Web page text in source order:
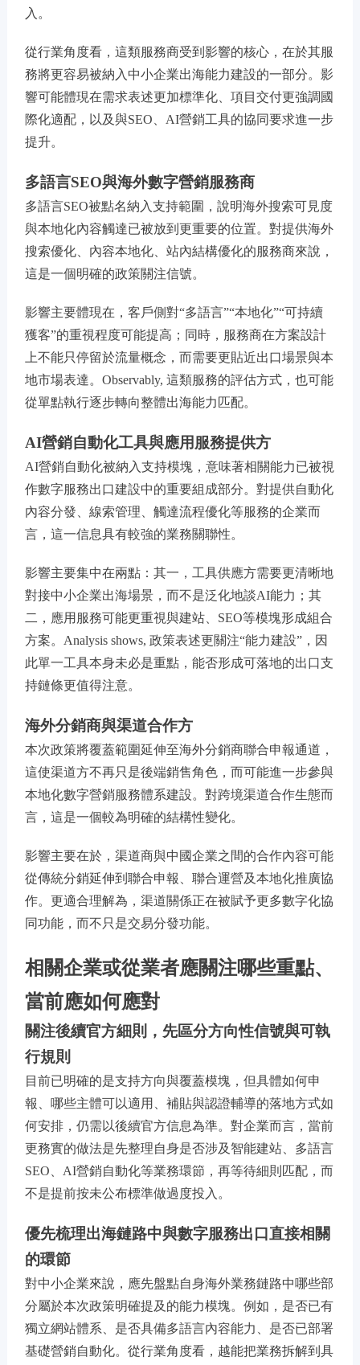
入。
從行業角度看，這類服務商受到影響的核心，在於其服
務將更容易被納入中小企業出海能力建設的一部分。影
響可能體現在需求表述更加標準化、項目交付更強調國
際化適配，以及與SEO、AI營銷工具的協同要求進一步
提升。
多語言SEO與海外數字營銷服務商
多語言SEO被點名納入支持範圍，說明海外搜索可見度
與本地化內容觸達已被放到更重要的位置。對提供海外
搜索優化、內容本地化、站內結構優化的服務商來說，
這是一個明確的政策關注信號。
影響主要體現在，客戶側對“多語言”“本地化”“可持續
獲客”的重視程度可能提高；同時，服務商在方案設計
上不能只停留於流量概念，而需要更貼近出口場景與本
地市場表達。Observably, 這類服務的評估方式，也可能
從單點執行逐步轉向整體出海能力匹配。
AI營銷自動化工具與應用服務提供方
AI營銷自動化被納入支持模塊，意味著相關能力已被視
作數字服務出口建設中的重要組成部分。對提供自動化
內容分發、線索管理、觸達流程優化等服務的企業而
言，這一信息具有較強的業務關聯性。
影響主要集中在兩點：其一，工具供應方需要更清晰地
對接中小企業出海場景，而不是泛化地談AI能力；其
二，應用服務可能更重視與建站、SEO等模塊形成組合
方案。Analysis shows, 政策表述更關注“能力建設”，因
此單一工具本身未必是重點，能否形成可落地的出口支
持鏈條更值得注意。
海外分銷商與渠道合作方
本次政策將覆蓋範圍延伸至海外分銷商聯合申報通道，
這使渠道方不再只是後端銷售角色，而可能進一步參與
本地化數字營銷服務體系建設。對跨境渠道合作生態而
言，這是一個較為明確的結構性變化。
影響主要在於，渠道商與中國企業之間的合作內容可能
從傳統分銷延伸到聯合申報、聯合運營及本地化推廣協
作。更適合理解為，渠道關係正在被賦予更多數字化協
同功能，而不只是交易分發功能。
相關企業或從業者應關注哪些重點、
當前應如何應對
關注後續官方細則，先區分方向性信號與可執
行規則
目前已明確的是支持方向與覆蓋模塊，但具體如何申
報、哪些主體可以適用、補貼與認證輔導的落地方式如
何安排，仍需以後續官方信息為準。對企業而言，當前
更務實的做法是先整理自身是否涉及智能建站、多語言
SEO、AI營銷自動化等業務環節，再等待細則匹配，而
不是提前按未公布標準做過度投入。
優先梳理出海鏈路中與數字服務出口直接相關
的環節
對中小企業來說，應先盤點自身海外業務鏈路中哪些部
分屬於本次政策明確提及的能力模塊。例如，是否已有
獨立網站體系、是否具備多語言內容能力、是否已部署
基礎營銷自動化。從行業角度看，越能把業務拆解到具